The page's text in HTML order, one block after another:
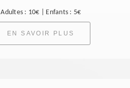
Adultes : 10€ | Enfants : 5€
EN SAVOIR PLUS